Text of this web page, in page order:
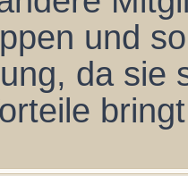
und
da sie